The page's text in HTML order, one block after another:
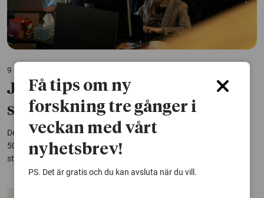
9 april 2025
Jobben har blivit bättre – men
stressen ökar
Det har blivit betydligt bättre kvalitet på jobben i Sverige de senaste
50 åren. Ändå har stressen i arbetslivet skjutit i höjden, visar en
studie från Stockholms universitet.
Få tips om ny
forskning tre gånger i
veckan med vårt
nyhetsbrev!
PS. Det är gratis och du kan avsluta när du vill.